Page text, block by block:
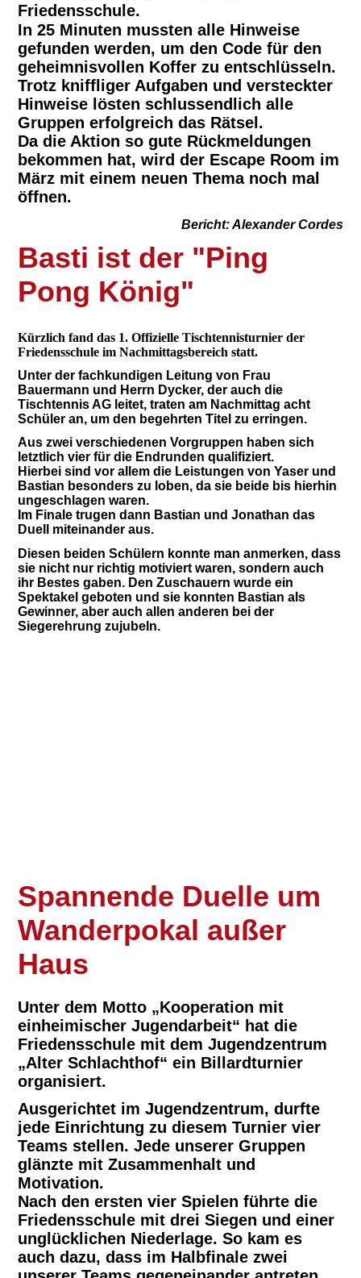
Friedensschule.
In 25 Minuten mussten alle Hinweise
gefunden werden, um den Code für den
geheimnisvollen Koffer zu entschlüsseln.
Trotz kniffliger Aufgaben und versteckter
Hinweise lösten schlussendlich alle
Gruppen erfolgreich das Rätsel.
Da die Aktion so gute Rückmeldungen
bekommen hat, wird der Escape Room im
März mit einem neuen Thema noch mal
öffnen.
Bericht: Alexander Cordes
Basti ist der "Ping
Pong König"
Kürzlich fand das 1. Offizielle Tischtennisturnier der
Friedensschule im Nachmittagsbereich statt.
Unter der fachkundigen Leitung von Frau
Bauermann und Herrn Dycker, der auch die
Tischtennis AG leitet, traten am Nachmittag acht
Schüler an, um den begehrten Titel zu erringen.
Aus zwei verschiedenen Vorgruppen haben sich
letztlich vier für die Endrunden qualifiziert.
Hierbei sind vor allem die Leistungen von Yaser und
Bastian besonders zu loben, da sie beide bis hierhin
ungeschlagen waren.
Im Finale trugen dann Bastian und Jonathan das
Duell miteinander aus.
Diesen beiden Schülern konnte man anmerken, dass
sie nicht nur richtig motiviert waren, sondern auch
ihr Bestes gaben. Den Zuschauern wurde ein
Spektakel geboten und sie konnten Bastian als
Gewinner, aber auch allen anderen bei der
Siegerehrung zujubeln.
Spannende Duelle um
Wanderpokal außer
Haus
Unter dem Motto „Kooperation mit
einheimischer Jugendarbeit“ hat die
Friedensschule mit dem Jugendzentrum
„Alter Schlachthof“ ein Billardturnier
organisiert.
Ausgerichtet im Jugendzentrum, durfte
jede Einrichtung zu diesem Turnier vier
Teams stellen. Jede unserer Gruppen
glänzte mit Zusammenhalt und
Motivation.
Nach den ersten vier Spielen führte die
Friedensschule mit drei Siegen und einer
unglücklichen Niederlage. So kam es
auch dazu, dass im Halbfinale zwei